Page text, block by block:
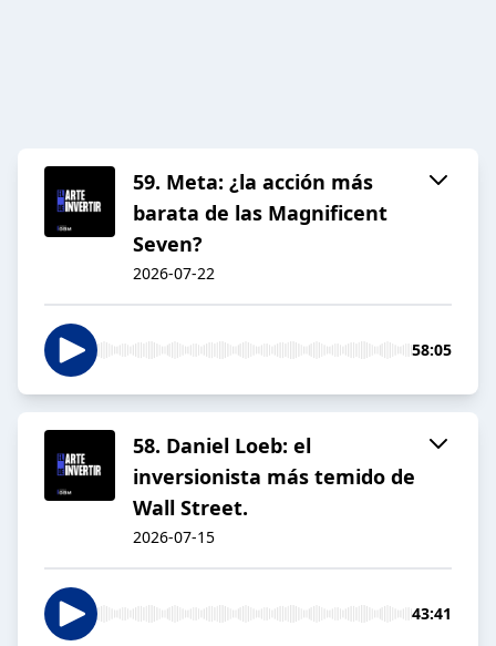
59. Meta: ¿la acción más
barata de las Magnificent
Seven?
2026-07-22
58:05
58. Daniel Loeb: el
inversionista más temido de
Wall Street.
2026-07-15
43:41